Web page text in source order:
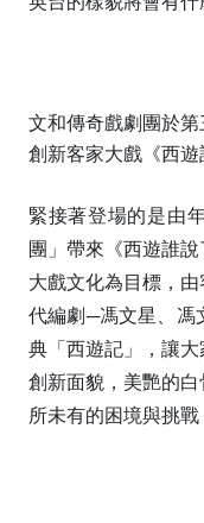
文和傳奇戲劇團於
創新客家大戲《西遊
緊接著登場的是由
團」帶來《西遊誰
大戲文化為目標，
代編劇─馮文星、馮
典「西遊記」，讓
創新面貌，美艷的
所未有的困境與挑